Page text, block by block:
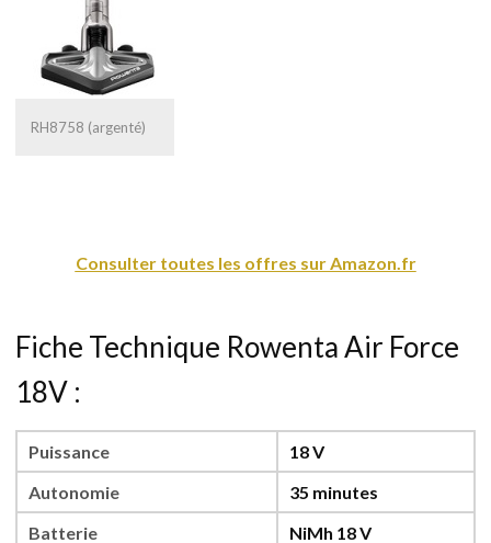
RH8758 (argenté)
Consulter toutes les offres sur Amazon.fr
Fiche Technique Rowenta Air Force
18V :
Puissance
18 V
Autonomie
35 minutes
Batterie
NiMh 18 V